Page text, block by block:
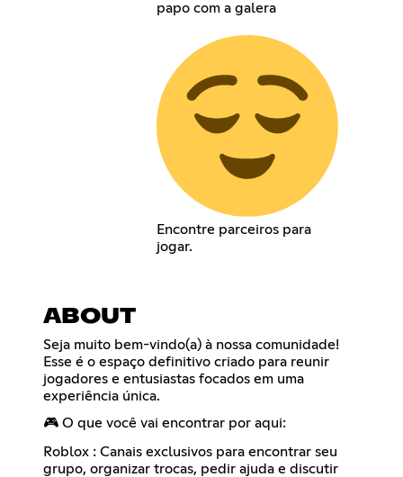
papo com a galera
Encontre parceiros para
jogar.
ABOUT
Seja muito bem-vindo(a) à nossa comunidade!
Esse é o espaço definitivo criado para reunir
jogadores e entusiastas focados em uma
experiência única.
🎮 O que você vai encontrar por aqui:
Roblox : Canais exclusivos para encontrar seu
grupo, organizar trocas, pedir ajuda e discutir